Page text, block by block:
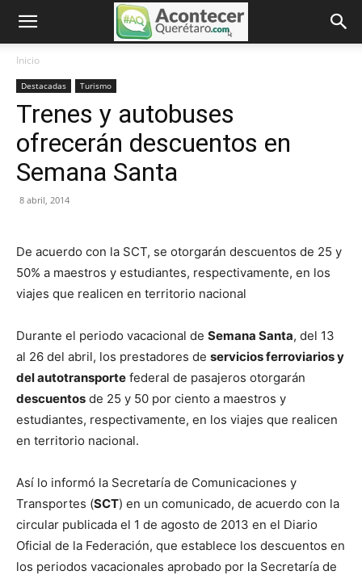
Inicio
Destacadas Turismo
Trenes y autobuses
ofrecerán descuentos en
Semana Santa
8 abril, 2014
De acuerdo con la SCT, se otorgarán descuentos de 25 y
50% a maestros y estudiantes, respectivamente, en los
viajes que realicen en territorio nacional
Durante el periodo vacacional de Semana Santa, del 13
al 26 del abril, los prestadores de servicios ferroviarios y
del autotransporte federal de pasajeros otorgarán
descuentos de 25 y 50 por ciento a maestros y
estudiantes, respectivamente, en los viajes que realicen
en territorio nacional.
Así lo informó la Secretaría de Comunicaciones y
Transportes (SCT) en un comunicado, de acuerdo con la
circular publicada el 1 de agosto de 2013 en el Diario
Oficial de la Federación, que establece los descuentos en
los periodos vacacionales aprobado por la Secretaría de